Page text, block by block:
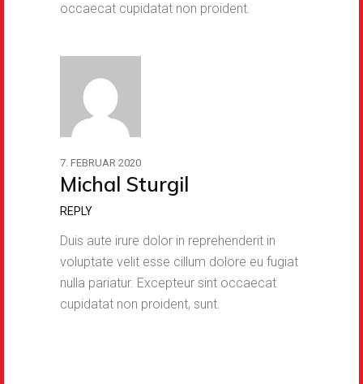
occaecat cupidatat non proident.
7. FEBRUAR 2020
Michal Sturgil
REPLY
Duis aute irure dolor in reprehenderit in
voluptate velit esse cillum dolore eu fugiat
nulla pariatur. Excepteur sint occaecat
cupidatat non proident, sunt.